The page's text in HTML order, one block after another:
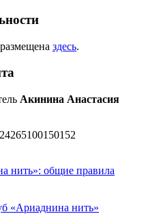
здесь.
Акинина Анастасия
нить»: общие правила
«Ариаднина нить»